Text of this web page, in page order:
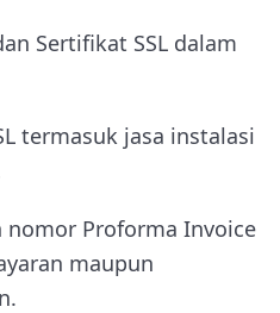
Sertifikat SSL dalam
termasuk jasa instalasi
nomor Proforma Invoice
maupun